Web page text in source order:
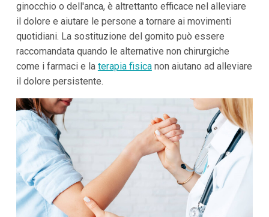
ginocchio o dell'anca, è altrettanto efficace nel alleviare
il dolore e aiutare le persone a tornare ai movimenti
quotidiani. La sostituzione del gomito può essere
raccomandata quando le alternative non chirurgiche
come i farmaci e la terapia fisicanon aiutano ad alleviare
il dolore persistente.